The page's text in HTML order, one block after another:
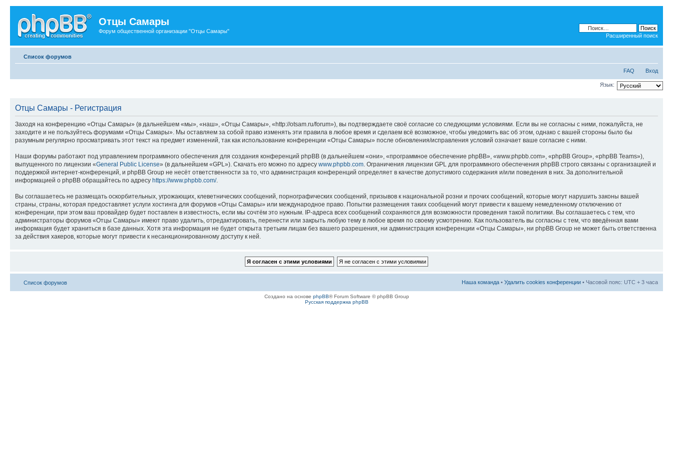
Отцы Самары
Форум общественной организации "Отцы Самары"
Расширенный поиск
Список форумов
FAQ Вход
Язык:
Отцы Самары - Регистрация
Заходя на конференцию «Отцы Самары» (в дальнейшем «мы», «наш», «Отцы Самары», «http://otsam.ru/forum»), вы подтверждаете своё согласие со следующими условиями. Если вы не согласны с ними, пожалуйста, не
заходите и не пользуйтесь форумами «Отцы Самары». Мы оставляем за собой право изменять эти правила в любое время и сделаем всё возможное, чтобы уведомить вас об этом, однако с вашей стороны было бы
разумным регулярно просматривать этот текст на предмет изменений, так как использование конференции «Отцы Самары» после обновления/исправления условий означает ваше согласие с ними.
Наши форумы работают под управлением программного обеспечения для создания конференций phpBB (в дальнейшем «они», «программное обеспечение phpBB», «www.phpbb.com», «phpBB Group», «phpBB Teams»),
выпущенного по лицензии «General Public License» (в дальнейшем «GPL»). Скачать его можно по адресу www.phpbb.com. Ограничения лицензии GPL для программного обеспечения phpBB строго связаны с организацией и
поддержкой интернет-конференций, и phpBB Group не несёт ответственности за то, что администрация конференций определяет в качестве допустимого содержания и/или поведения в них. За дополнительной
информацией о phpBB обращайтесь по адресу https://www.phpbb.com/.
Вы соглашаетесь не размещать оскорбительных, угрожающих, клеветнических сообщений, порнографических сообщений, призывов к национальной розни и прочих сообщений, которые могут нарушить законы вашей
страны, страны, которая предоставляет услуги хостинга для форумов «Отцы Самары» или международное право. Попытки размещения таких сообщений могут привести к вашему немедленному отключению от
конференции, при этом ваш провайдер будет поставлен в известность, если мы сочтём это нужным. IP-адреса всех сообщений сохраняются для возможности проведения такой политики. Вы соглашаетесь с тем, что
администраторы форумов «Отцы Самары» имеют право удалить, отредактировать, перенести или закрыть любую тему в любое время по своему усмотрению. Как пользователь вы согласны с тем, что введённая вами
информация будет храниться в базе данных. Хотя эта информация не будет открыта третьим лицам без вашего разрешения, ни администрация конференции «Отцы Самары», ни phpBB Group не может быть ответственна
за действия хакеров, которые могут привести к несанкционированному доступу к ней.
Список форумов Наша команда • Удалить cookies конференции • Часовой пояс: UTC + 3 часа
Создано на основе phpBB® Forum Software © phpBB Group
Русская поддержка phpBB